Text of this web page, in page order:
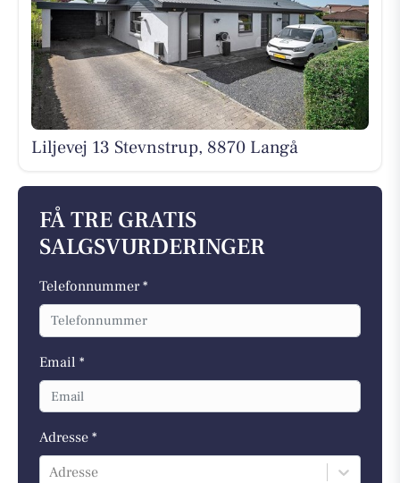
Liljevej 13 Stevnstrup, 8870 Langå
FÅ TRE GRATIS
SALGSVURDERINGER
Telefonnummer *
Email *
Adresse *
Adresse